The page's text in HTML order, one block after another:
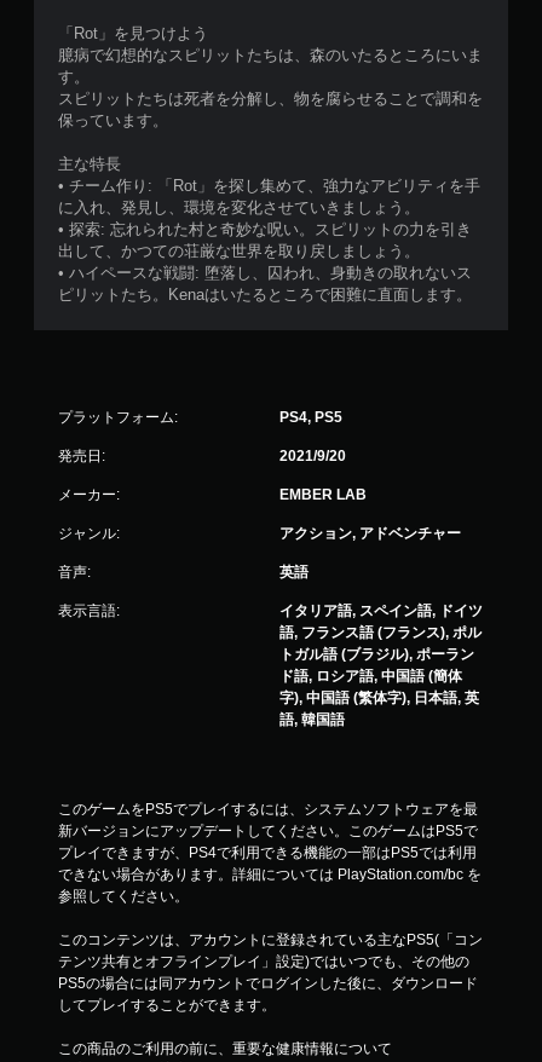
「Rot」を見つけよう
臆病で幻想的なスピリットたちは、森のいたるところにいま
す。
スピリットたちは死者を分解し、物を腐らせることで調和を
保っています。
主な特長
• チーム作り: 「Rot」を探し集めて、強力なアビリティを手
に入れ、発見し、環境を変化させていきましょう。
• 探索: 忘れられた村と奇妙な呪い。スピリットの力を引き
出して、かつての荘厳な世界を取り戻しましょう。
• ハイペースな戦闘: 堕落し、囚われ、身動きの取れないス
ピリットたち。Kenaはいたるところで困難に直面します。
プラットフォーム: PS4, PS5
発売日: 2021/9/20
メーカー: EMBER LAB
ジャンル: アクション, アドベンチャー
音声: 英語
表示言語:
イタリア語, スペイン語, ドイツ
語, フランス語 (フランス), ポル
トガル語 (ブラジル), ポーラン
ド語, ロシア語, 中国語 (簡体
字), 中国語 (繁体字), 日本語, 英
語, 韓国語
このゲームをPS5でプレイするには、システムソフトウェアを最
新バージョンにアップデートしてください。このゲームはPS5で
プレイできますが、PS4で利用できる機能の一部はPS5では利用
できない場合があります。詳細については PlayStation.com/bc を
参照してください。
このコンテンツは、アカウントに登録されている主なPS5(「コン
テンツ共有とオフラインプレイ」設定)ではいつでも、その他の
PS5の場合には同アカウントでログインした後に、ダウンロード
してプレイすることができます。
この商品のご利用の前に、重要な健康情報について